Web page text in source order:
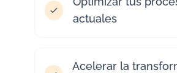
actuales
Acelerar la